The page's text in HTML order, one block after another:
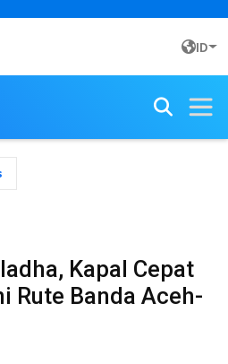
ID
Kapal Cepat
Rute Banda Aceh-